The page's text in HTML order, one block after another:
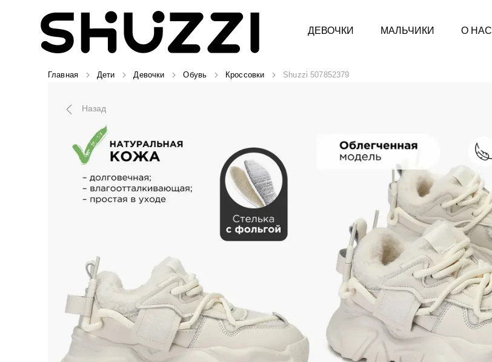
ДЕВОЧКИ МАЛЬЧИКИ О НАС
Главная Дети Девочки Обувь Кроссовки Shuzzi 507852379
Назад